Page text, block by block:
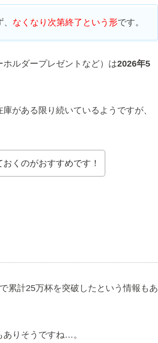
なくなり次第終了という形です。
ルダープレゼントなど）は2026年5
がある限り続いているようですが、
くのがおすすめです！
累計25万杯を突破したという情報もあ
りそうですね…。